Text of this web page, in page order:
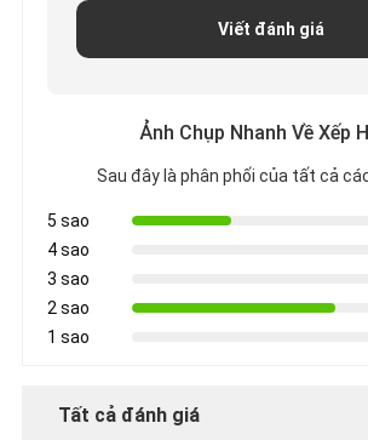
Viết đánh giá
Ảnh Chụp Nhanh Về Xếp
Sau đây là phân phối của tất cả
5 sao
4 sao
3 sao
2 sao
1 sao
Tất cả đánh giá